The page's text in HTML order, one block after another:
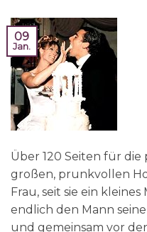
09
Jan.
Über 120 Seiten für
großen, prunkvollen
Frau, seit sie ein
endlich den Mann
und gemeinsam vor